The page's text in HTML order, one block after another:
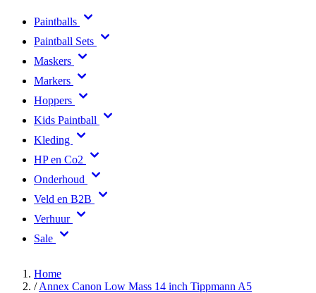
Paintballs
Paintball Sets
Maskers
Markers
Hoppers
Kids Paintball
Kleding
HP en Co2
Onderhoud
Veld en B2B
Verhuur
Sale
Home
/ Annex Canon Low Mass 14 inch Tippmann A5